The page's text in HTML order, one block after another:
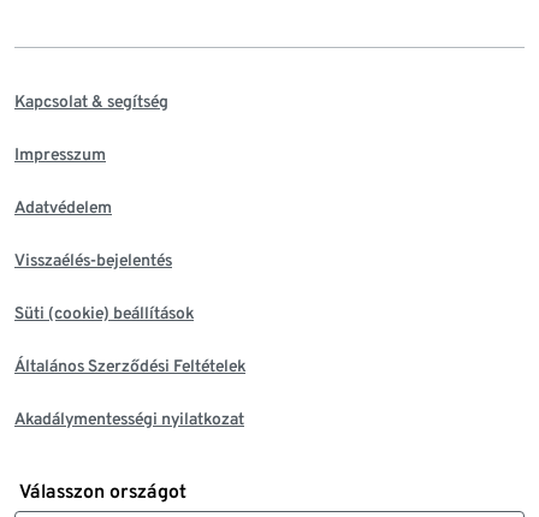
Kapcsolat & segítség
Impresszum
Adatvédelem
Visszaélés-bejelentés
Süti (cookie) beállítások
Általános Szerződési Feltételek
Akadálymentességi nyilatkozat
Válasszon országot